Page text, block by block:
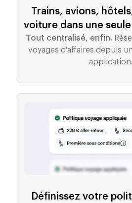
Trains, avions,
voiture dans une
Tout centralisé, enfin.
voyages d'affaires depuis
application.
Définissez votre